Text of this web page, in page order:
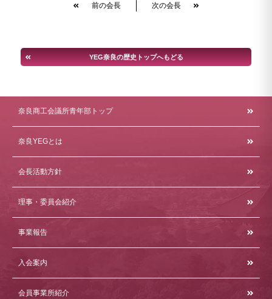
前の会長 次の会長
YEG奈良の歴史トップへもどる
奈良商工会議所青年部トップ
奈良YEGとは
会長活動方針
理事・委員会紹介
事業報告
入会案内
会員事業所紹介